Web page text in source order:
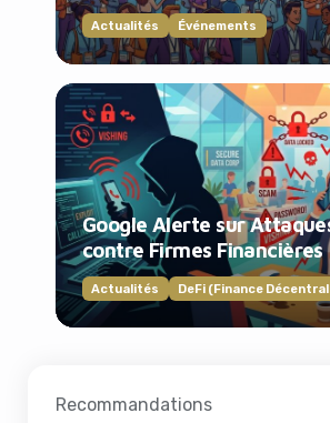
Actualités Événements
Google Alerte sur
contre Firmes Financières
Actualités DeFi (Finance
Recommandations